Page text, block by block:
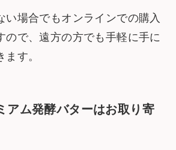
い場合でもオンラインでの購入
ので、遠方の方でも手軽に手に
す。
アム発酵バターはお取り寄